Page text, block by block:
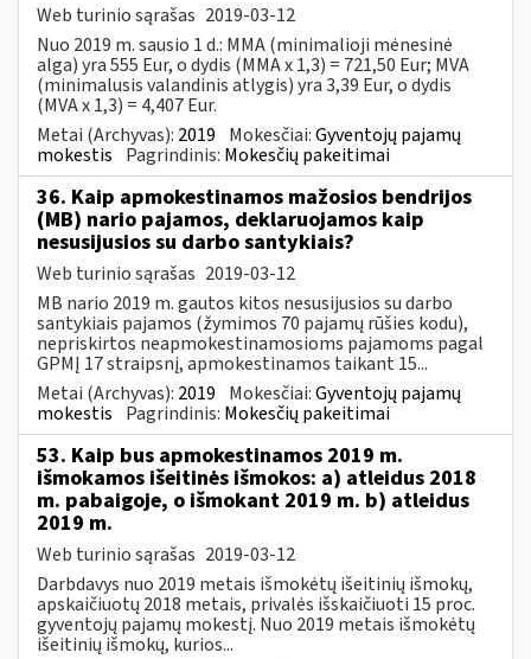
Web turinio sąrašas 2019-03-12
Nuo 2019 m. sausio 1 d.: MMA (minimalioji mėnesinė
alga) yra 555 Eur, o dydis (MMA x 1,3) = 721,50 Eur; MVA
(minimalusis valandinis atlygis) yra 3,39 Eur, o dydis
(MVA x 1,3) = 4,407 Eur.
Metai (Archyvas): 2019 Mokesčiai:Gyventojų pajamų
mokestis Pagrindinis: Mokesčių pakeitimai
36. Kaip apmokestinamos mažosios bendrijos
(MB) nario pajamos, deklaruojamos kaip
nesusijusios su darbo santykiais?
Web turinio sąrašas 2019-03-12
MB nario 2019 m. gautos kitos nesusijusios su darbo
santykiais pajamos (žymimos 70 pajamų rūšies kodu),
nepriskirtos neapmokestinamosioms pajamoms pagal
GPMĮ 17 straipsnį, apmokestinamos taikant 15...
Metai (Archyvas): 2019 Mokesčiai:Gyventojų pajamų
mokestis Pagrindinis: Mokesčių pakeitimai
53. Kaip bus apmokestinamos 2019 m.
išmokamos išeitinės išmokos: a) atleidus 2018
m. pabaigoje, o išmokant 2019 m. b) atleidus
2019 m.
Web turinio sąrašas 2019-03-12
Darbdavys nuo 2019 metais išmokėtų išeitinių išmokų,
apskaičiuotų 2018 metais, privalės išskaičiuoti 15 proc.
gyventojų pajamų mokestį. Nuo 2019 metais išmokėtų
išeitinių išmokų, kurios...